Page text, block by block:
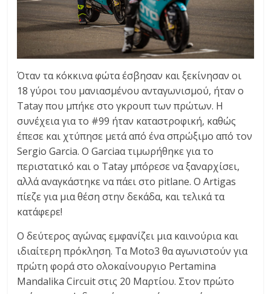
Όταν τα κόκκινα φώτα έσβησαν και ξεκίνησαν οι
18 γύροι του μανιασμένου ανταγωνισμού, ήταν ο
Tatay που μπήκε στο γκρουπ των πρώτων. Η
συνέχεια για το #99 ήταν καταστροφική, καθώς
έπεσε και χτύπησε μετά από ένα σπρώξιμο από τον
Sergio Garcia. Ο Garciaα τιμωρήθηκε για το
περιστατικό και ο Tatay μπόρεσε να ξαναρχίσει,
αλλά αναγκάστηκε να πάει στο pitlane. Ο Artigas
πίεζε για μια θέση στην δεκάδα, και τελικά τα
κατάφερε!
Ο δεύτερος αγώνας εμφανίζει μια καινούρια και
ιδιαίτερη πρόκληση. Τα Moto3 θα αγωνιστούν για
πρώτη φορά στο ολοκαίνουργιο Pertamina
Mandalika Circuit στις 20 Μαρτίου. Στον πρώτο